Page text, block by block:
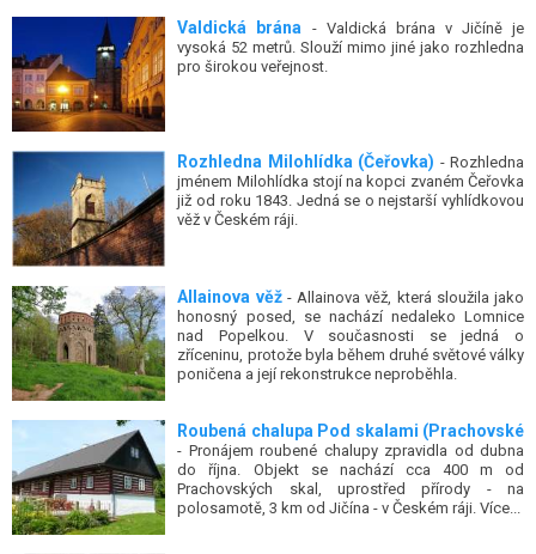
Valdická brána - Valdická brána v Jičíně je
vysoká 52 metrů. Slouží mimo jiné jako rozhledna
pro širokou veřejnost.
Rozhledna Milohlídka (Čeřovka) - Rozhledna
jménem Milohlídka stojí na kopci zvaném Čeřovka
již od roku 1843. Jedná se o nejstarší vyhlídkovou
věž v Českém ráji.
Allainova věž- Allainova věž, která sloužila jako
honosný posed, se nachází nedaleko Lomnice
nad Popelkou. V současnosti se jedná o
zříceninu, protože byla během druhé světové války
poničena a její rekonstrukce neproběhla.
Roubená chalupa Pod skalami (Prachovské
- Pronájem roubené chalupy zpravidla od dubna
do října. Objekt se nachází cca 400 m od
Prachovských skal, uprostřed přírody - na
polosamotě, 3 km od Jičína - v Českém ráji. Více...